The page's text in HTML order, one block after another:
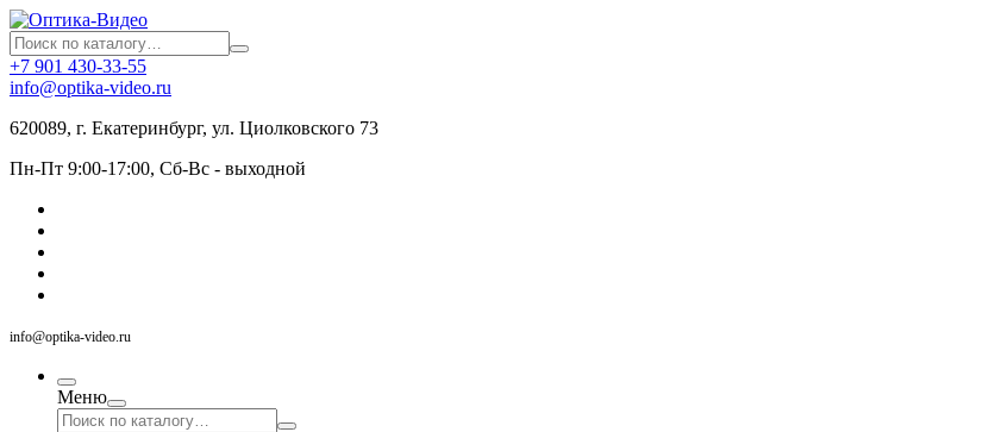
+7 901 430-33-55
info@optika-video.ru
620089, г. Екатеринбург, ул. Циолковского 73
Пн-Пт 9:00-17:00, Сб-Вс - выходной
info@optika-video.ru
Меню